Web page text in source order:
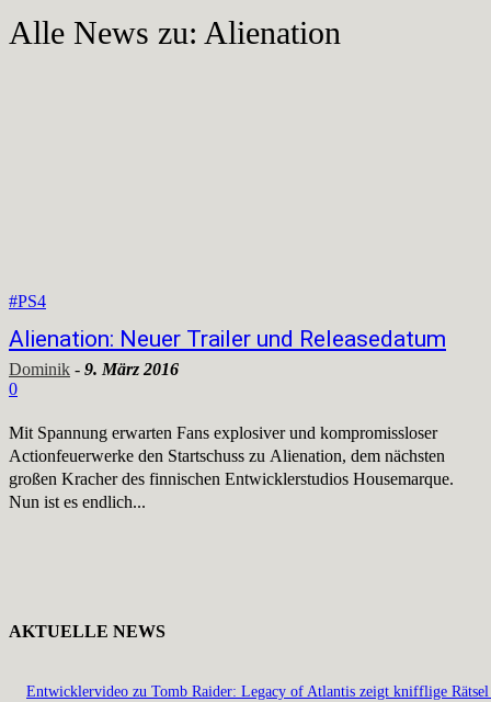
Alle News zu: Alienation
#PS4
Alienation: Neuer Trailer und Releasedatum
Dominik - 9. März 2016
0
Mit Spannung erwarten Fans explosiver und kompromissloser
Actionfeuerwerke den Startschuss zu Alienation, dem nächsten
großen Kracher des finnischen Entwicklerstudios Housemarque.
Nun ist es endlich...
AKTUELLE NEWS
Entwicklervideo zu Tomb Raider: Legacy of Atlantis zeigt knifflige Rätsel